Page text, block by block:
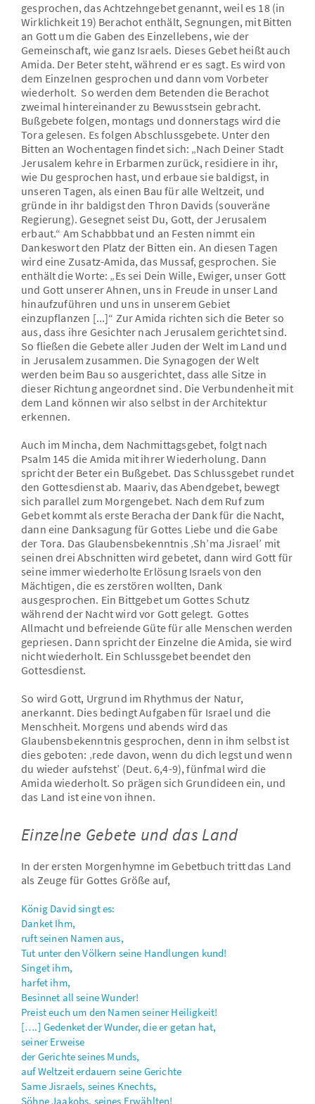
gesprochen, das Achtzehngebet genannt, weil es 18 (in
Wirklichkeit 19) Berachot enthält, Segnungen, mit Bitten
an Gott um die Gaben des Einzellebens, wie der
Gemeinschaft, wie ganz Israels. Dieses Gebet heißt auch
Amida. Der Beter steht, während er es sagt. Es wird von
dem Einzelnen gesprochen und dann vom Vorbeter
wiederholt. So werden dem Betenden die Berachot
zweimal hintereinander zu Bewusstsein gebracht.
Bußgebete folgen, montags und donnerstags wird die
Tora gelesen. Es folgen Abschlussgebete. Unter den
Bitten an Wochentagen findet sich: „Nach Deiner Stadt
Jerusalem kehre in Erbarmen zurück, residiere in ihr,
wie Du gesprochen hast, und erbaue sie baldigst, in
unseren Tagen, als einen Bau für alle Weltzeit, und
gründe in ihr baldigst den Thron Davids (souveräne
Regierung). Gesegnet seist Du, Gott, der Jerusalem
erbaut.“ Am Schabbbat und an Festen nimmt ein
Dankeswort den Platz der Bitten ein. An diesen Tagen
wird eine Zusatz-Amida, das Mussaf, gesprochen. Sie
enthält die Worte: „Es sei Dein Wille, Ewiger, unser Gott
und Gott unserer Ahnen, uns in Freude in unser Land
hinaufzuführen und uns in unserem Gebiet
einzupflanzen [...]“ Zur Amida richten sich die Beter so
aus, dass ihre Gesichter nach Jerusalem gerichtet sind.
So fließen die Gebete aller Juden der Welt im Land und
in Jerusalem zusammen. Die Synagogen der Welt
werden beim Bau so ausgerichtet, dass alle Sitze in
dieser Richtung angeordnet sind. Die Verbundenheit mit
dem Land können wir also selbst in der Architektur
erkennen.
Auch im Mincha, dem Nachmittagsgebet, folgt nach
Psalm 145 die Amida mit ihrer Wiederholung. Dann
spricht der Beter ein Bußgebet. Das Schlussgebet rundet
den Gottesdienst ab. Maariv, das Abendgebet, bewegt
sich parallel zum Morgengebet. Nach dem Ruf zum
Gebet kommt als erste Beracha der Dank für die Nacht,
dann eine Danksagung für Gottes Liebe und die Gabe
der Tora. Das Glaubensbekenntnis ‚Sh’ma Jisrael’ mit
seinen drei Abschnitten wird gebetet, dann wird Gott für
seine immer wiederholte Erlösung Israels von den
Mächtigen, die es zerstören wollten, Dank
ausgesprochen. Ein Bittgebet um Gottes Schutz
während der Nacht wird vor Gott gelegt. Gottes
Allmacht und befreiende Güte für alle Menschen werden
gepriesen. Dann spricht der Einzelne die Amida, sie wird
nicht wiederholt. Ein Schlussgebet beendet den
Gottesdienst.
So wird Gott, Urgrund im Rhythmus der Natur,
anerkannt. Dies bedingt Aufgaben für Israel und die
Menschheit. Morgens und abends wird das
Glaubensbekenntnis gesprochen, denn in ihm selbst ist
dies geboten: ‚rede davon, wenn du dich legst und wenn
du wieder aufstehst’ (Deut. 6,4-9), fünfmal wird die
Amida wiederholt. So prägen sich Grundideen ein, und
das Land ist eine von ihnen.
Einzelne Gebete und das Land
In der ersten Morgenhymne im Gebetbuch tritt das Land
als Zeuge für Gottes Größe auf,
König David singt es:
Danket Ihm,
ruft seinen Namen aus,
Tut unter den Völkern seine Handlungen kund!
Singet ihm,
harfet ihm,
Besinnet all seine Wunder!
Preist euch um den Namen seiner Heiligkeit!
[….] Gedenket der Wunder, die er getan hat,
seiner Erweise
der Gerichte seines Munds,
auf Weltzeit erdauern seine Gerichte
Same Jisraels, seines Knechts,
Söhne Jaakobs, seines Erwählten!